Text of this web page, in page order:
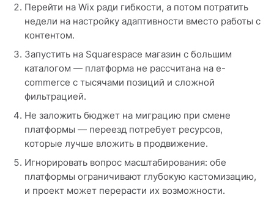
Перейти на Wix ради гибкости, а потом потратить
недели на настройку адаптивности вместо работы с
контентом.
Запустить на Squarespace магазин с большим
каталогом — платформа не рассчитана на e-
commerce с тысячами позиций и сложной
фильтрацией.
Не заложить бюджет на миграцию при смене
платформы — переезд потребует ресурсов,
которые лучше вложить в продвижение.
Игнорировать вопрос масштабирования: обе
платформы ограничивают глубокую кастомизацию,
и проект может перерасти их возможности.